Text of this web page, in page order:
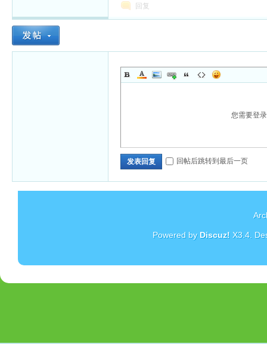
回复
您需要登
发表回复 回帖后跳转到最后一页
Powered by Discuz! X3.4.